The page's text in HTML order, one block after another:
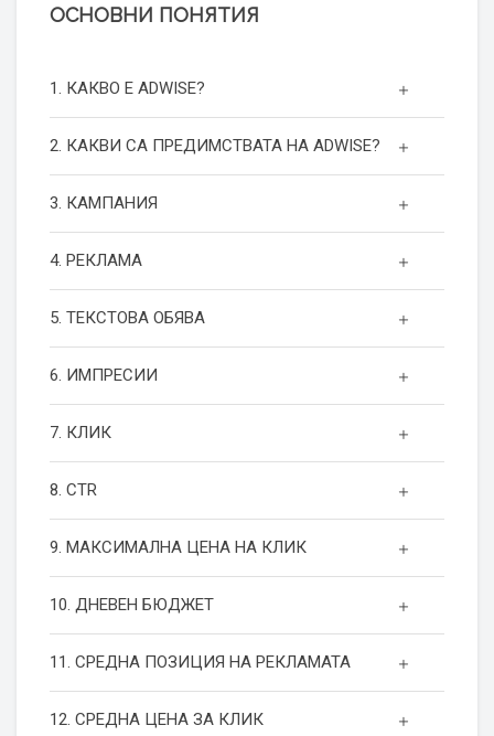
ОСНОВНИ ПОНЯТИЯ
1. КАКВО Е ADWISE?
2. КАКВИ СА ПРЕДИМСТВАТА НА ADWISE?
3. КАМПАНИЯ
4. РЕКЛАМА
5. ТЕКСТОВА ОБЯВА
6. ИМПРЕСИИ
7. КЛИК
8. CTR
9. МАКСИМАЛНА ЦЕНА НА КЛИК
10. ДНЕВЕН БЮДЖЕТ
11. СРЕДНА ПОЗИЦИЯ НА РЕКЛАМАТА
12. СРЕДНА ЦЕНА ЗА КЛИК